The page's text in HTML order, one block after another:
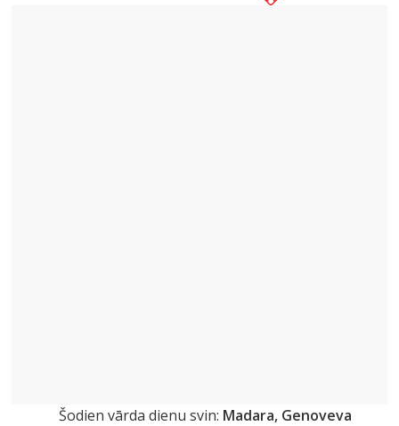
Šodien vārda dienu svin: Madara, Genoveva